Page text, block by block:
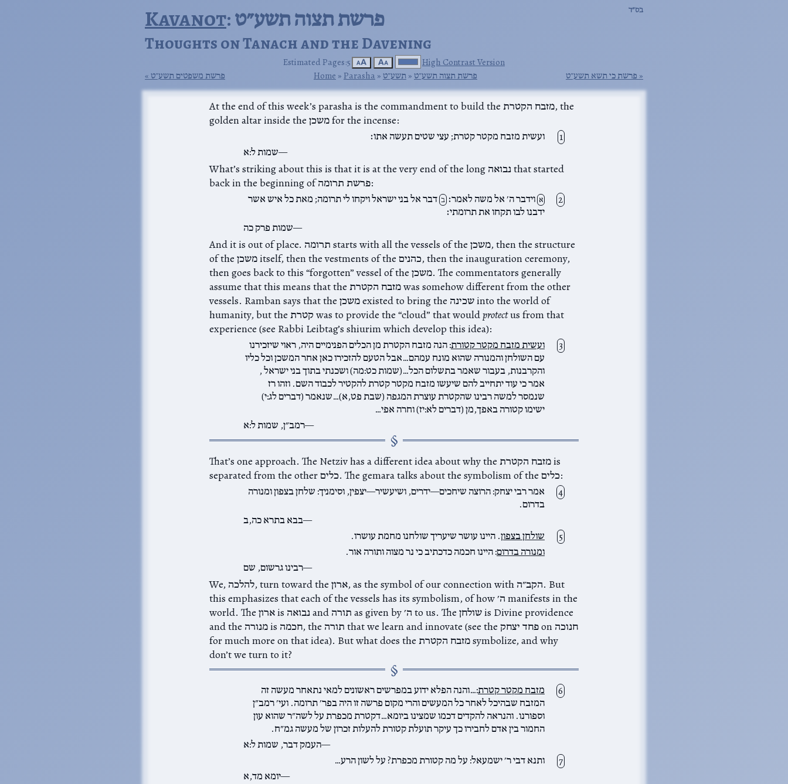
בס״ד Kavanot : פרשת תצוה תשע״ט
Thoughts on Tanach and the Davening
Estimated Pages:5 🗚 🗛
High Contrast Version
פרשת משפטים תשע״ט
פרשת כי תשא תשע״ט Home ‎ »‎ Parasha ‎ »‎תשע״ט‎ »‎פרשת תצוה תשע״ט
At the end of this week’s parasha is the commandment to build the מזבח הקטרת, the
golden altar inside the משכן for the incense:
ועשית מזבח מקטר קטרת; עצי שטים תעשה אתו׃
שמות ל:א
What’s striking about this is that it is at the very end of the long נבואה that started
back in the beginning of פרשת תרומה:
א וידבר ה׳ אל משה לאמר׃ ב דבר אל בני ישראל ויקחו לי תרומה; מאת כל איש אשר
ידבנו לבו תקחו את תרומתי׃
שמות פרק כה
And it is out of place. תרומה starts with all the vessels of the משכן, then the structure
of the משכן itself, then the vestments of the כהנים, then the inauguration ceremony,
then goes back to this “forgotten” vessel of the משכן. The commentators generally
assume that this means that the מזבח הקטרת was somehow different from the other
vessels. Ramban says that the משכן existed to bring the שכינה into the world of
humanity, but the קטרת was to provide the “cloud” that wouldprotectus from that
experience (see Rabbi Leibtag’s shiurim which develop this idea):
ועשית מזבח מקטר קטורת: הנה מזבח הקטרת מן הכלים הפנימיים היה, ראוי שיזכירנו
עם השולחן והמנורה שהוא מונח עמהם…אבל הטעם להזכירו כאן אחר המשכן וכל כליו
והקרבנות, בעבור שאמר בתשלום הכל…(שמות כט:מה) ושכנתי בתוך בני ישראל ,
אמר כי עוד יתחייב להם שיעשו מזבח מקטר קטרת להקטיר לכבוד השם. וזהו רז
שנמסר למשה רבינו שהקטרת עוצרת המגפה (שבת פט,א)…שנאמר (דברים לג:י)
ישימו קטורה באפך,מן (דברים לא:יז) וחרה אפי…
רמב״ן, שמות ל:א
That’s one approach. The Netziv has a different idea about why the מזבח הקטרת is
separated from the other כלים. The gemara talks about the symbolism of the כלים:
אמר רבי יצחק: הרוצה שיחכים—ידרים, ושיעשיר—יצפין, וסימניך: שלחן בצפון ומנורה
בדרום.
בבא בתרא כה,ב
שולחן בצפון. היינו עושר שיעריך שולחנו מחמת עושרו.
ומנורה בדרום: היינו חכמה כדכתיב כי נר מצוה ותורה אור.
רבינו גרשום, שם
We, להלכה, turn toward the ארון, as the symbol of our connection with הקב״ה. But
this emphasizes that each of the vessels has its symbolism, of how ה׳ manifests in the
world. The ארון is נבואה and תורה as given by ה׳ to us. The שולחן is Divine providence
and the מנורה is חכמה, the תורה that we learn and innovate (see the פחד יצחק on חנוכה
for much more on that idea). But what does the מזבח הקטרת symbolize, and why
don’t we turn to it?
מזבח מקטר קטרת:…והנה הפלא ידוע במפרשים ראשונים למאי נתאחר מעשה זה
המזבח שבהיכל לאחר כל המעשים והרי מקום פרשה זו היה בפר׳ תרומה. ועי׳ רמב״ן
וספורנו. והנראה להקדים דכמו שמצינו ביומא…דקטרת מכפרת על לשה״ר שהוא עון
החמור בין אדם לחבירו כך עיקר תועלת קטורת להעלות זכרון של מעשה גמ״ח.
העמק דבר, שמות ל:א
ותנא דבי ר׳ ישמעאל: על מה קטורת מכפרת? על לשון הרע…
יומא מד,א